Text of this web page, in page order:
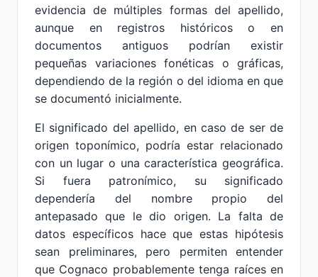
evidencia de múltiples formas del apellido,
aunque en registros históricos o en
documentos antiguos podrían existir
pequeñas variaciones fonéticas o gráficas,
dependiendo de la región o del idioma en que
se documentó inicialmente.
El significado del apellido, en caso de ser de
origen toponímico, podría estar relacionado
con un lugar o una característica geográfica.
Si fuera patronímico, su significado
dependería del nombre propio del
antepasado que le dio origen. La falta de
datos específicos hace que estas hipótesis
sean preliminares, pero permiten entender
que Cognaco probablemente tenga raíces en